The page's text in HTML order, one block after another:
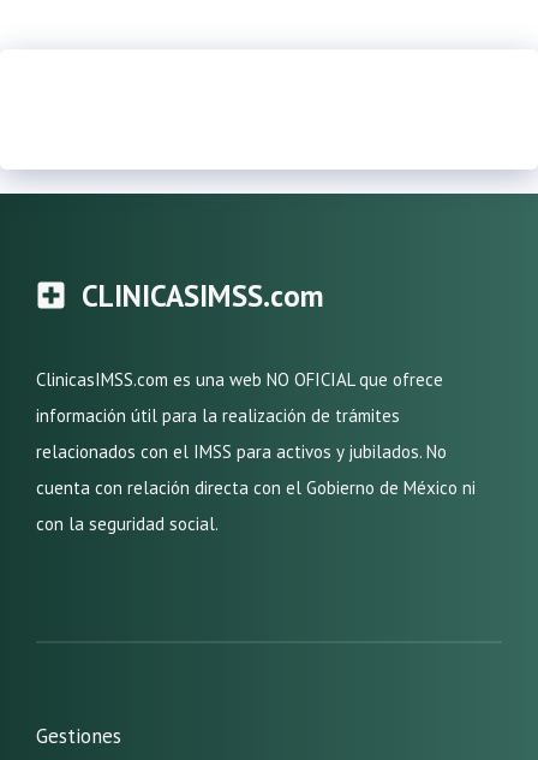
CLINICASIMSS.com
ClinicasIMSS.com es una web NO OFICIAL que ofrece
información útil para la realización de trámites
relacionados con el IMSS para activos y jubilados. No
cuenta con relación directa con el Gobierno de México ni
con la seguridad social.
Gestiones